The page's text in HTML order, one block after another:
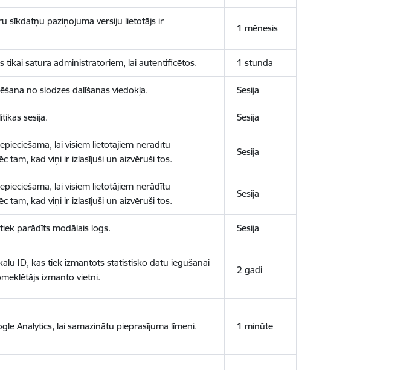
sīkdatņu paziņojuma versiju lietotājs ir
1 mēnesis
tikai satura administratoriem, lai autentificētos. 1 stunda
no slodzes dalīšanas viedokļa. Sesija
sesija. Sesija
lai visiem lietotājiem nerādītu
tam, kad viņi ir izlasījuši un aizvēruši tos.
Sesija
lai visiem lietotājiem nerādītu
tam, kad viņi ir izlasījuši un aizvēruši tos.
Sesija
parādīts modālais logs. Sesija
ID, kas tiek izmantots statistisko datu iegūšanai
izmanto vietni.
2 gadi
Analytics, lai samazinātu pieprasījuma līmeni. 1 minūte